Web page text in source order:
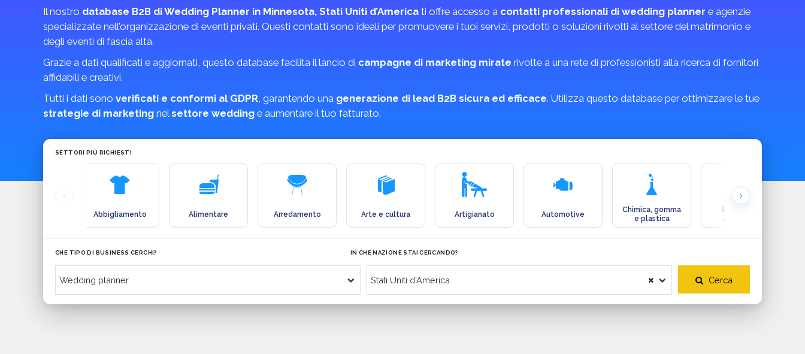
Il nostro database B2B di Wedding Planner in Minnesota, Stati Uniti d’America ti offre accesso a contatti professionali di wedding planner e agenzie
specializzate nell’organizzazione di eventi privati. Questi contatti sono ideali per promuovere i tuoi servizi, prodotti o soluzioni rivolti al settore del matrimonio e
degli eventi di fascia alta.
Grazie a dati qualificati e aggiornati, questo database facilita il lancio di campagne di marketing mirate rivolte a una rete di professionisti alla ricerca di fornitori
affidabili e creativi.
Tutti i dati sono verificati e conformi al GDPR, garantendo una generazione di lead B2B sicura ed efficace. Utilizza questo database per ottimizzare le tue
strategie di marketing nelsettore wedding e aumentare il tuo fatturato.
SETTORI PIÙ RICHIESTI
Abbigliamento Alimentare Arredamento Arte e cultura Artigianato Automotive
Chimica, gomma
e plastica
Ecologia e
ambiente
CHE TIPO DI BUSINESS CERCHI? IN CHE NAZIONE STAI CERCANDO?
Cerca